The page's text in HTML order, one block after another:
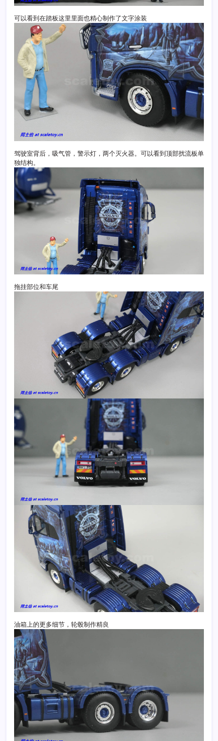
可以看到在踏板这里里面也精心制作了文字涂装
驾驶室背后，吸气管，警示灯，两个灭火器。可以看到顶部扰流板单
独结构。
拖挂部位和车尾
油箱上的更多细节，轮毂制作精良